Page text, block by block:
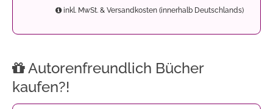
inkl. MwSt. & Versandkosten (innerhalb Deutschlands)
Autorenfreundlich Bücher
kaufen?!